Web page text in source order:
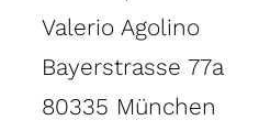
Valerio Agolino
Bayerstrasse 77a
80335 München